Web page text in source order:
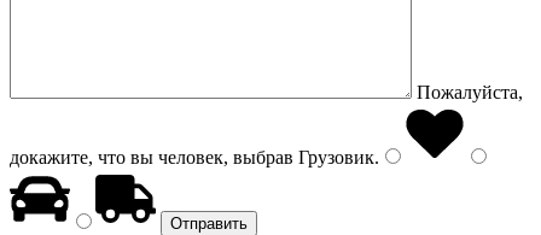
Пожалуйста,
докажите, что вы человек, выбрав Грузовик.